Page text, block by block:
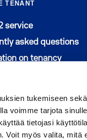
tukemiseen sekä
voimme tarjota sinulle
tietojasi
Voit myös valita, mitä
TENANT
serviceAvautuu
asked questions
on tenancy
on Facebook
uuteen ikkunaan
us on Instagram
uuteen